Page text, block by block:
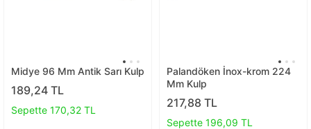
Midye 96 Mm Antik Sarı Kulp
189,24 TL
Sepette 170,32 TL
Palandöken İnox-krom 224
Mm Kulp
217,88 TL
Sepette 196,09 TL